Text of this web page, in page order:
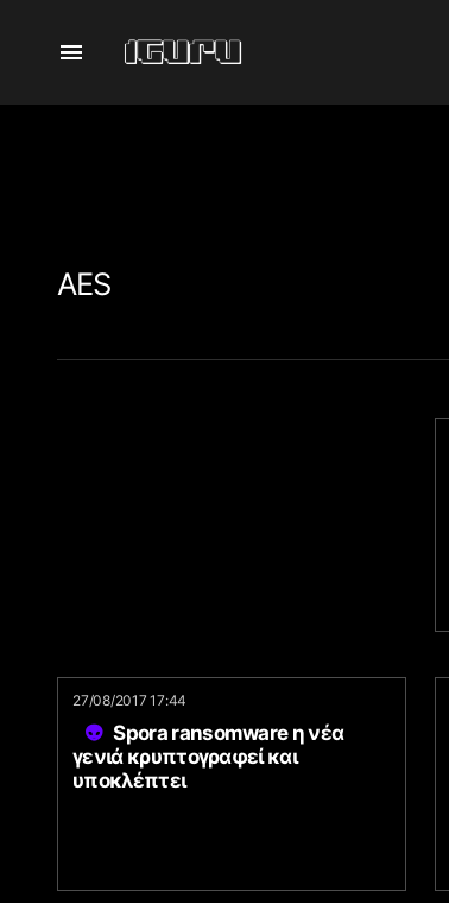
AES
27/08/2017 17:44
Spora ransomware η νέα
γενιά κρυπτογραφεί και
υποκλέπτει